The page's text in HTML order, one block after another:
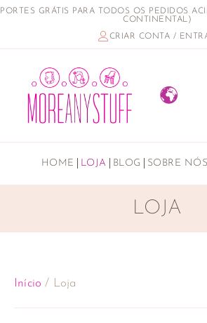
PORTES GRÁTIS PARA TODOS OS PEDIDOS
CONTINENTAL)
CRIAR CONTA /
HOME LOJA BLOG SOBRE NÓS
LOJA
Início / Loja